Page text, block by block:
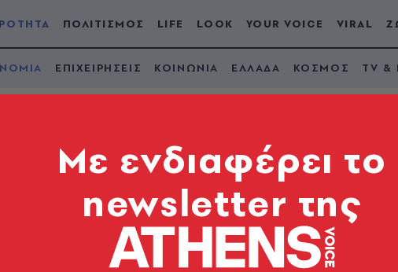
ΠΟΛΙΤΙΣΜΟΣ LIFE LOOK YOUR VOICE VIRAL
ΕΠΙΧΕΙΡΗΣΕΙΣ ΚΟΙΝΩΝΙΑ ΕΛΛΑΔΑ ΚΟΣΜΟΣ TV &
Να γίνουν
τύπου κέντρα
Mε ενδιαφέρει το
newsletter της